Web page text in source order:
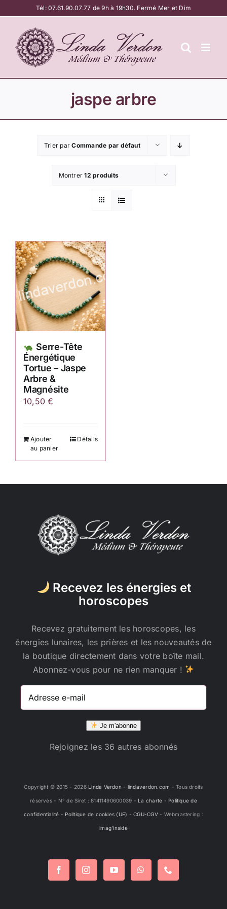
au
contenu
Tél:07.61.90.07.77 de 9h à 19h30. Fermé Mer et Dim
jaspe arbre
Trier parCommande par défaut
Montrer12 produits
Serre-Tête
Énergétique
Tortue – Jaspe
Arbre &
Magnésite
10,50€
Ajouter
au panier
Détails
Recevez les énergies et
horoscopes
Recevez gratuitement les horoscopes, les
énergies lunaires, les prières et les nouveautés de
la boutique directement dans votre boîte mail.
Abonnez-vous pour ne rien manquer !
Adresse
Je m'abonne
Rejoignez les 36 autres abonnés
Copyright © 2015 - 2026 Linda Verdon- lindaverdon.com - Tous droits
réservés - N° de Siret : 81411490600039 - La charte - Politique de
confidentialité - Politique de cookies (UE) -CGU-CGV- Webmastering :
imag'inside